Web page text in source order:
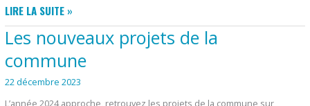
PROJET
ARCHITECTURAL
OU
D’URBANISME
?
LIRE LA SUITE »
Les nouveaux projets de la
commune
22 décembre 2023
L’année 2024 approche, retrouvez les projets de la commune sur